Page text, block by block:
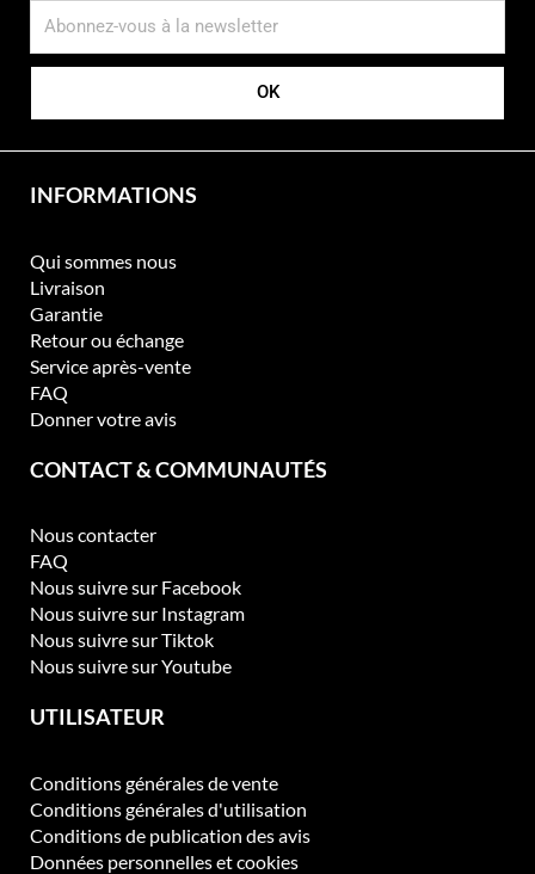
OK
INFORMATIONS
Qui sommes nous
Livraison
Garantie
Retour ou échange
Service après-vente
FAQ
Donner votre avis
CONTACT & COMMUNAUTÉS
Nous contacter
FAQ
Nous suivre sur Facebook
Nous suivre sur Instagram
Nous suivre sur Tiktok
Nous suivre sur Youtube
UTILISATEUR
Conditions générales de vente
Conditions générales d'utilisation
Conditions de publication des avis
Données personnelles et cookies